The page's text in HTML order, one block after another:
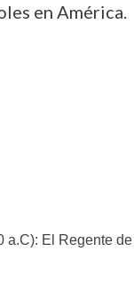
en América.
a.C): El Regente